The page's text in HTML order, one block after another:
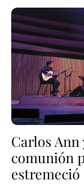
Carlos
comunión